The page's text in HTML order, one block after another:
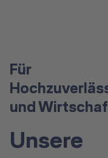
Für
und
Unsere